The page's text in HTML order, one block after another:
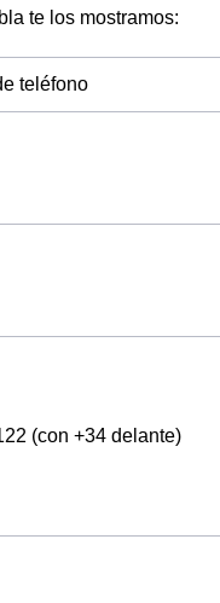
te los mostramos:
teléfono
(con +34 delante)